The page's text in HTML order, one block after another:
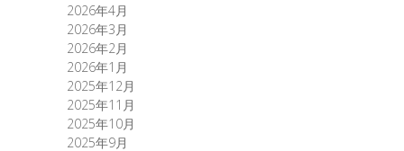
2026年4月
2026年3月
2026年2月
2026年1月
2025年12月
2025年11月
2025年10月
2025年9月